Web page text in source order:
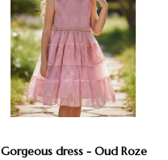
Gorgeous dress - Oud Roze